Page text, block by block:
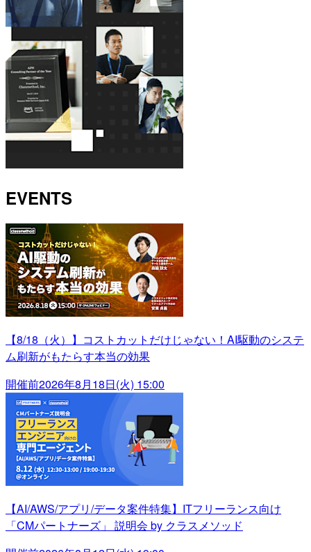
EVENTS
【8/18（火）】コストカットだけじゃない！AI駆動のシステ
ム刷新がもたらす本当の効果
開催前2026年8月18日(火) 15:00
【AI/AWS/アプリ/データ案件特集】ITフリーランス向け
「CMパートナーズ」 説明会 by クラスメソッド